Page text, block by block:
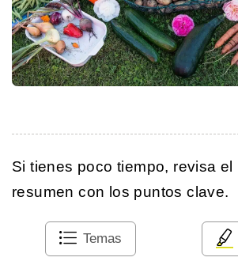
Si tienes poco tiempo, revisa el
resumen con los puntos clave.
Temas